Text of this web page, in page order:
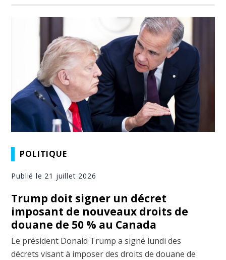
POLITIQUE
Publié le 21 juillet 2026
Trump doit signer un décret
imposant de nouveaux droits de
douane de 50 % au Canada
Le président Donald Trump a signé lundi des
décrets visant à imposer des droits de douane de